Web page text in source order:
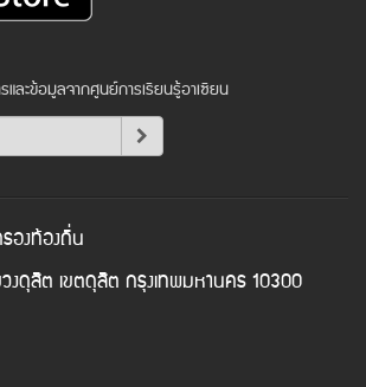
ละข้อมูลจากศูนย์การเรียนรู้อาเซียน
องท้องถิ่น
งดุสิต เขตดุสิต กรุงเทพมหานคร 10300